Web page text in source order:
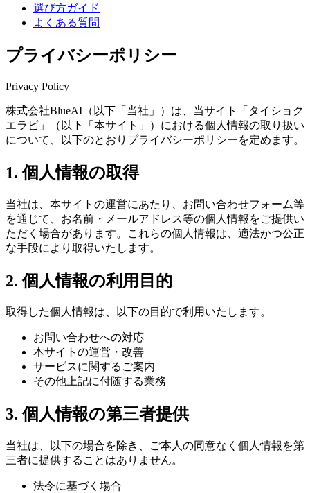
選び方ガイド
よくある質問
プライバシーポリシー
Privacy Policy
株式会社BlueAI（以下「当社」）は、当サイト「タイショク
エラビ」（以下「本サイト」）における個人情報の取り扱い
について、以下のとおりプライバシーポリシーを定めます。
1. 個人情報の取得
当社は、本サイトの運営にあたり、お問い合わせフォーム等
を通じて、お名前・メールアドレス等の個人情報をご提供い
ただく場合があります。これらの個人情報は、適法かつ公正
な手段により取得いたします。
2. 個人情報の利用目的
取得した個人情報は、以下の目的で利用いたします。
お問い合わせへの対応
本サイトの運営・改善
サービスに関するご案内
その他上記に付随する業務
3. 個人情報の第三者提供
当社は、以下の場合を除き、ご本人の同意なく個人情報を第
三者に提供することはありません。
法令に基づく場合